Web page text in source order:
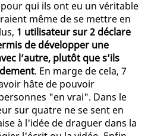
qui ils ont eu un véritable
même de se mettre en
1 utilisateur sur 2 déclare
de développer une
l’autre, plutôt que s’ils
. En marge de cela, 7
hâte de pouvoir
"en vrai". Dans le
sur quatre ne se sent en
à l'idée de draguer dans la